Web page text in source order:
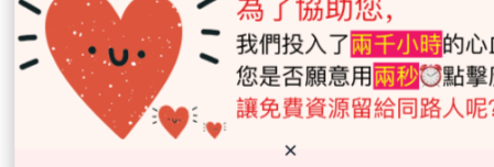
「檢查
會不會
很痛或
檢
查，
不會
造成
或嘔
吐，應
在當日
況；
非緊
急評
波、檢
查時會
否有其
育，可
先問：
×